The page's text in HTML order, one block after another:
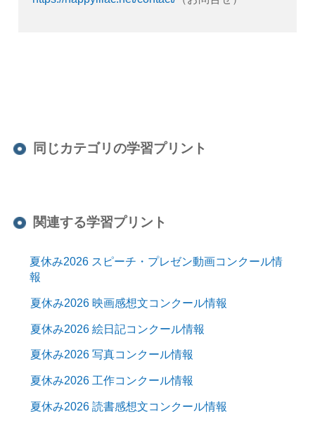
同じカテゴリの学習プリント
関連する学習プリント
夏休み2026 スピーチ・プレゼン動画コンクール情
報
夏休み2026 映画感想文コンクール情報
夏休み2026 絵日記コンクール情報
夏休み2026 写真コンクール情報
夏休み2026 工作コンクール情報
夏休み2026 読書感想文コンクール情報